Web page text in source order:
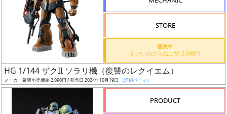
STORE
販売中
もけいのどらねこ堂 2,090円
HG 1/144 ザクII ソラリ機（復讐のレクイエム）
メーカー希望小売価格 2,090円 / 発売日 2024年10月19日 （詳細ページ）
PRODUCT